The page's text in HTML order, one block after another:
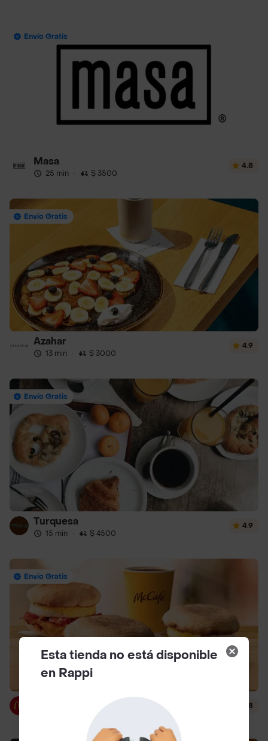
Envío Gratis
Masa
25 min · $ 3500
4.8
Envío Gratis
Azahar
13 min · $ 3000
4.9
Envío Gratis
Turquesa
15 min · $ 4500
4.9
Envío Gratis
$ 3000
4.8
Esta tienda no está disponible
en Rappi